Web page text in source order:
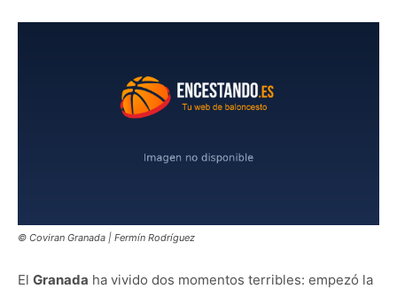
© Coviran Granada | Fermín Rodríguez
El Granada ha vivido dos momentos terribles: empezó la